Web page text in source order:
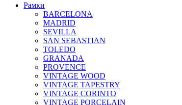
Рамки
BARCELONA
MADRID
SEVILLA
SAN SEBASTIAN
TOLEDO
GRANADA
PROVENCE
VINTAGE WOOD
VINTAGE TAPESTRY
VINTAGE CORINTO
VINTAGE PORCELAIN